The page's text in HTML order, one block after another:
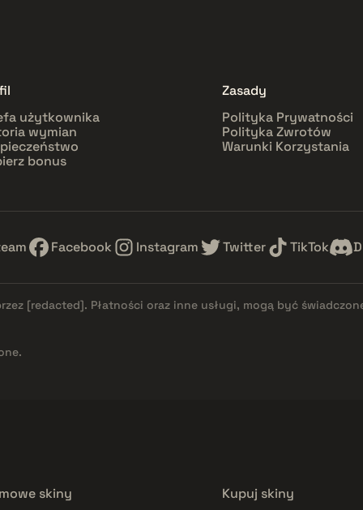
użytkownika
wymian
bonus
Zasady
Polityka Prywatności
Polityka Zwrotów
Warunki Korzystania
Facebook Instagram Twitter TikTok
[redacted]. Płatności oraz inne usługi, mogą być
skiny Kupuj skiny